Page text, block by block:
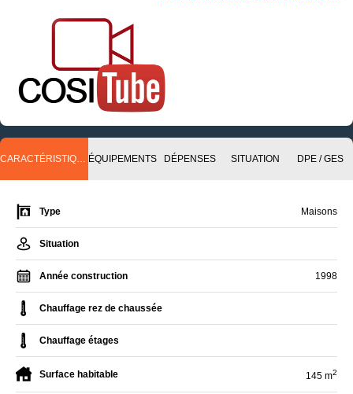
CARACTÉRISTIQUES ÉQUIPEMENTS DÉPENSES SITUATION DPE / GES
Type Maisons
Situation
Année construction 1998
Chauffage rez de chaussée
Chauffage étages
Surface habitable 145 m2